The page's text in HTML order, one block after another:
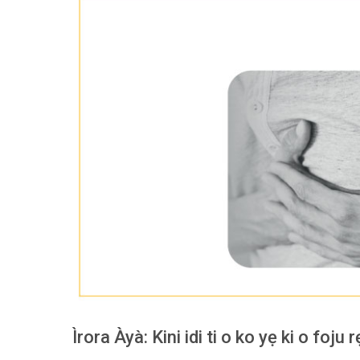
Ìrora Àyà: Kini idi ti o ko yẹ ki o foju